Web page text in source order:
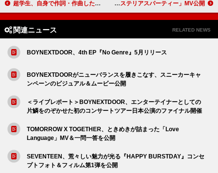
超学生、自身で作詞・作曲した初のセルフプロデュース曲「アイラブインターネット」配信リリース 豆柴の大群、クロちゃん作詞・作曲の“謎曲”「ミステリアスパーティー」MV公開
関連ニュース RELATED NEWS
BOYNEXTDOOR、4th EP『No Genre』5月リリース
BOYNEXTDOORがニューバランスを履きこなす、スニーカーキャ
ンペーンのビジュアル＆ムービー公開
＜ライブレポート＞BOYNEXTDOOR、エンターテイナーとしての
片鱗をのぞかせた初のコンサートツアー日本公演のファイナル開催
TOMORROW X TOGETHER、ときめきが詰まった「Love
Language」MV＆一問一答を公開
SEVENTEEN、荒々しい魅力が光る『HAPPY BURSTDAY』コンセ
プトフォト＆フィルム第1弾を公開